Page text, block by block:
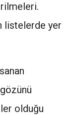
listelerde yer
olduğu